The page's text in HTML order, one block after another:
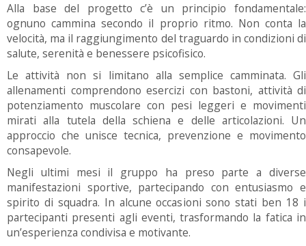
Alla base del progetto c’è un principio fondamentale:
ognuno cammina secondo il proprio ritmo. Non conta la
velocità, ma il raggiungimento del traguardo in condizioni di
salute, serenità e benessere psicofisico.
Le attività non si limitano alla semplice camminata. Gli
allenamenti comprendono esercizi con bastoni, attività di
potenziamento muscolare con pesi leggeri e movimenti
mirati alla tutela della schiena e delle articolazioni. Un
approccio che unisce tecnica, prevenzione e movimento
consapevole.
Negli ultimi mesi il gruppo ha preso parte a diverse
manifestazioni sportive, partecipando con entusiasmo e
spirito di squadra. In alcune occasioni sono stati ben 18 i
partecipanti presenti agli eventi, trasformando la fatica in
un’esperienza condivisa e motivante.